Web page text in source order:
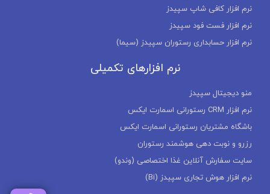
نرم افزار کافی شاپ سپیدز
نرم افزار فست فود سپیدز
نرم افزار حسابداری رستوران سپیدز (سیما)
نرم افزارهای تکمیلی
منو دیجیتال سپیدز
نرم افزار CRM رستورانی اسمارت ایکس
باشگاه مشتریان رستورانی اسمارت ایکس
رزرو و نوبت دهی هوشمند رستوران
سایت سفارش آنلاین غذا اختصاصی (وندو)
نرم افزار هوش تجاری سپیدز (Bi)